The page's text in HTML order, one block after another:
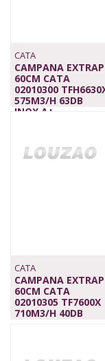
CATA
CAMPANA
60CM CATA
02010300
575M3/H 63DB
INOX,A+
CATA
CAMPANA
60CM CATA
02010305 TF7600X
710M3/H 40DB